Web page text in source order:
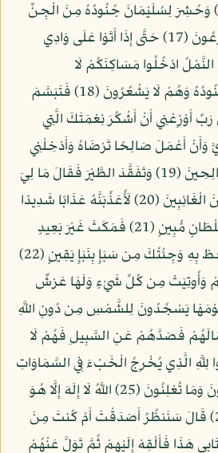
لَهُوَ الْفَضْلُ الْمُبِينُ (16) وَحُشِرَ لِسُلَيْمَانَ جُنُودُهُ مِنَ الْجِنِّ
وَالْإِنسِ وَالطَّيْرِ فَهُمْ يُوزَعُونَ (17) حَتَّى إِذَا أَتَوْا عَلَى وَادِي
النَّمْلُ ادْخُلُوا مَسَاكِنَكُمْ لَا
يَحْطِمَنَّكُمْ سُلَيْمَانُ وَجُنُودُهُ وَهُمْ لَا يَشْعُرُونَ (18) فَتَبَسَّمَ
أَوْزِعْنِي أَنْ أَشْكُرَ نِعْمَتَكَ الَّتِي
أَعْمَلَ صَالِحًا تَرْضَاهُ وَأَدْخِلْنِي
بِرَحْمَتِكَ فِي عِبَادِكَ الصَّالِحِينَ (19) وَتَفَقَّدَ الطَّيْرَ فَقَالَ مَا لِيَ
لَا أَرَى الْهُدْهُدَ أَمْ كَانَ مِنَ الْغَائِبِينَ (20) لَأُعَذِّبَنَّهُ عَذَابًا شَدِيدًا
أَوْ لَأَذْبَحَنَّهُ أَوْ لَيَأْتِيَنِّي بِسُلْطَانٍ مُّبِينٍ (21) فَمَكَثَ غَيْرَ بَعِيدٍ
فَقَالَ أَحَطتُ بِمَا لَمْ تُحِطْ بِهِ وَجِئْتُكَ مِن سَبَإٍ بِنَبَإٍ يَقِينٍ (22)
وَأُوتِيَتْ مِن كُلِّ شَيْءٍ وَلَهَا عَرْشٌ
وَقَوْمَهَا يَسْجُدُونَ لِلشَّمْسِ مِن دُونِ اللَّهِ
فَصَدَّهُمْ عَنِ السَّبِيلِ فَهُمْ لَا
يَسْجُدُوا لِلَّهِ الَّذِي يُخْرِجُ الْخَبْءَ فِي السَّمَاوَاتِ
وَالْأَرْضِ وَيَعْلَمُ مَا تُخْفُونَ وَمَا تُعْلِنُونَ (25) اللَّهُ لَا إِلَهَ إِلَّا هُوَ
رَبُّ الْعَرْشِ الْعَظِيمِ (26) قَالَ سَنَنظُرُ أَصَدَقْتَ أَمْ كُنتَ مِنَ
اذْهَب بِّكِتَابِي هَذَا فَأَلْقِهْ إِلَيْهِمْ ثُمَّ تَوَلَّ عَنْهُمْ